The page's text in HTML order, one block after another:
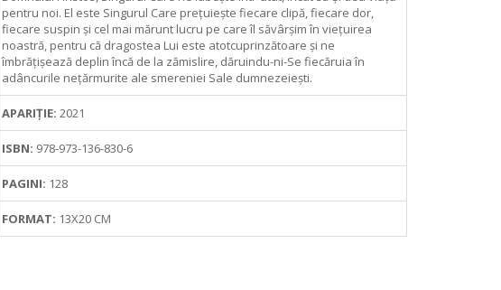
pentru noi. El este Singurul Care prețuiește fiecare clipă, fiecare dor,
fiecare suspin și cel mai mărunt lucru pe care îl săvârșim în viețuirea
noastră, pentru că dragostea Lui este atotcuprinzătoare și ne
îmbrățișează deplin încă de la zămislire, dăruindu-ni-Se fiecăruia în
adâncurile nețărmurite ale smereniei Sale dumnezeiești.
APARIȚIE: 2021
ISBN: 978-973-136-830-6
PAGINI: 128
FORMAT: 13X20 CM